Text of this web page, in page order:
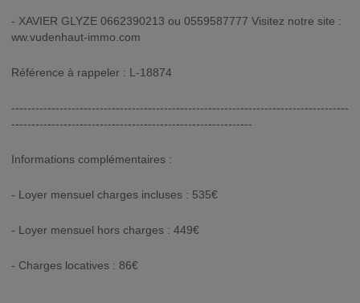
- XAVIER GLYZE 0662390213 ou 0559587777 Visitez notre site :
ww.vudenhaut-immo.com
Référence à rappeler : L-18874
------------------------------------------------------------------------------------
------------------------------------------------------------
Informations complémentaires :
- Loyer mensuel charges incluses : 535€
- Loyer mensuel hors charges : 449€
- Charges locatives : 86€